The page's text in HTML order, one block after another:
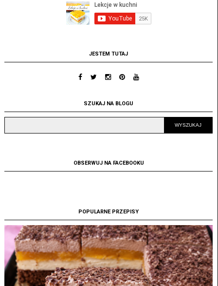
JESTEM TUTAJ
SZUKAJ NA BLOGU
OBSERWUJ NA FACEBOOKU
POPULARNE PRZEPISY